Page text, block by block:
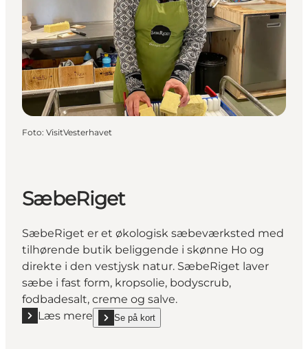
Foto: VisitVesterhavet
SæbeRiget
SæbeRiget er et økologisk sæbeværksted med
tilhørende butik beliggende i skønne Ho og
direkte i den vestjysk natur. SæbeRiget laver
sæbe i fast form, kropsolie, bodyscrub,
fodbadesalt, creme og salve.
Læs mere
Læs mere "SæbeRiget"
Se på kort
show SæbeRiget on_map